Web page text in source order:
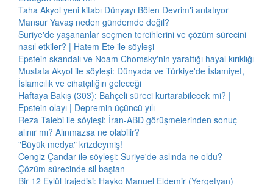
Taha Akyol yeni kitabı Dünyayı Bölen Devrim'i anlatıyor
Mansur Yavaş neden gündemde değil?
Suriye'de yaşananlar seçmen tercihlerini ve çözüm sürecini
nasıl etkiler? | Hatem Ete ile söyleşi
Epstein skandalı ve Noam Chomsky'nin yarattığı hayal kırıklığı
Mustafa Akyol ile söyleşi: Dünyada ve Türkiye'de İslamiyet,
İslamcılık ve cihatçılığın geleceği
Haftaya Bakış (303): Bahçeli süreci kurtarabilecek mi? |
Epstein olayı | Depremin üçüncü yılı
Reza Talebi ile söyleşi: İran-ABD görüşmelerinden sonuç
alınır mı? Alınmazsa ne olabilir?
"Büyük medya" krizdeymiş!
Cengiz Çandar ile söyleşi: Suriye'de aslında ne oldu?
Çözüm sürecinde sil baştan
Bir 12 Eylül trajedisi: Hayko Manuel Eldemir (Yergetyan)